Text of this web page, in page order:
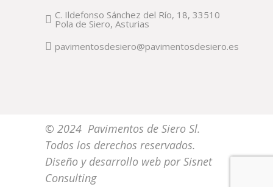
C. Ildefonso Sánchez del Río, 18, 33510
Pola de Siero, Asturias
pavimentosdesiero@pavimentosdesiero.es
© 2024 Pavimentos de Siero Sl.
Todos los derechos reservados.
Diseño y desarrollo web porSisnet
Consulting